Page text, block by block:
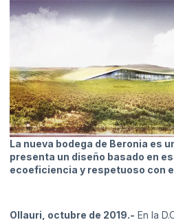
La nueva bodega de Beronia es
presenta un diseño basado en
ecoeficiencia y respetuoso con
Ollauri, octubre de 2019.- En la